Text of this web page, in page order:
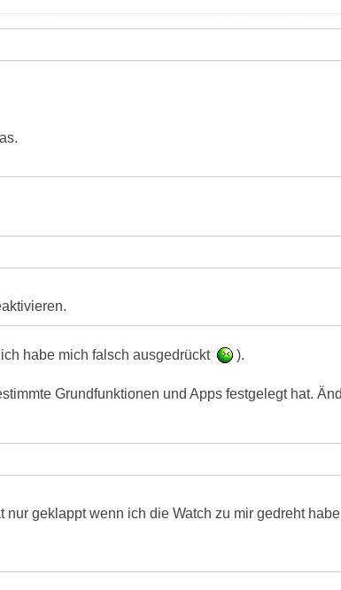
habe mich falsch ausgedrückt ).
Grundfunktionen und Apps festgelegt hat.
geklappt wenn ich die Watch zu mir gedreht